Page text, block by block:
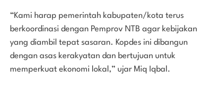
“Kami harap pemerintah kabupaten/kota terus
berkoordinasi dengan Pemprov NTB agar kebijakan
yang diambil tepat sasaran. Kopdes ini dibangun
dengan asas kerakyatan dan bertujuan untuk
memperkuat ekonomi lokal,” ujar Miq Iqbal.